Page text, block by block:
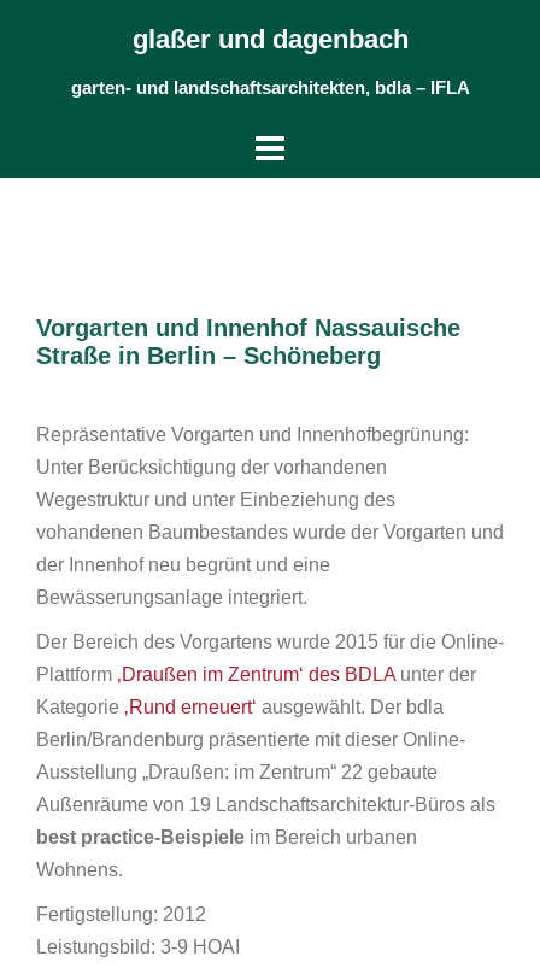
glaßer und dagenbach
garten- und landschaftsarchitekten, bdla – IFLA
Vorgarten und Innenhof Nassauische
Straße in Berlin – Schöneberg
Repräsentative Vorgarten und Innenhofbegrünung:
Unter Berücksichtigung der vorhandenen
Wegestruktur und unter Einbeziehung des
vohandenen Baumbestandes wurde der Vorgarten und
der Innenhof neu begrünt und eine
Bewässerungsanlage integriert.
Der Bereich des Vorgartens wurde 2015 für die Online-
Plattform ‚Draußen im Zentrum‘ des BDLA unter der
Kategorie ‚Rund erneuert‘ ausgewählt. Der bdla
Berlin/Brandenburg präsentierte mit dieser Online-
Ausstellung „Draußen: im Zentrum“ 22 gebaute
Außenräume von 19 Landschaftsarchitektur-Büros als
best practice-Beispiele im Bereich urbanen
Wohnens.
Fertigstellung: 2012
Leistungsbild: 3-9 HOAI